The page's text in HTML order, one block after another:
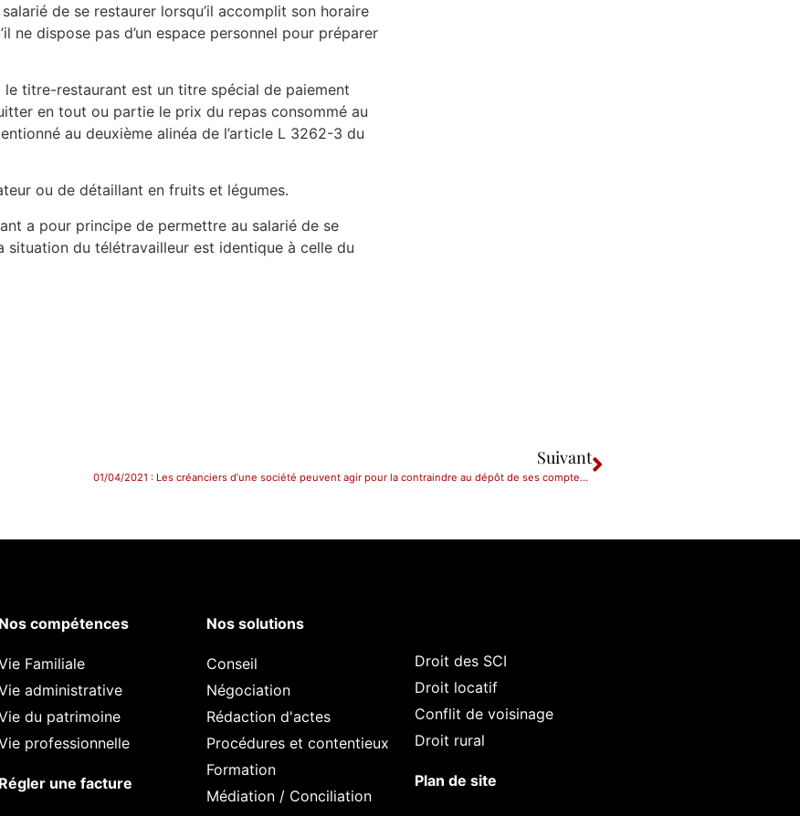
de se restaurer lorsqu’il accomplit son horaire
dispose pas d’un espace personnel pour préparer
titre-restaurant est un titre spécial de paiement
en tout ou partie le prix du repas consommé au
au deuxième alinéa de l’article L 3262-3 du
ou de détaillant en fruits et légumes.
a pour principe de permettre au salarié de se
du télétravailleur est identique à celle du
Suivant
01/04/2021 : Les créanciers d’une société peuvent agir pour la contraindre au dépôt de ses comptes sociaux
Nos compétences
Familiale
administrative
du patrimoine
professionnelle
Régler une facture
Nos solutions
Conseil
Négociation
Rédaction d'actes
Procédures et contentieux
Formation
Médiation / Conciliation
Droit des SCI
Droit locatif
Conflit de voisinage
Droit rural
Plan de site